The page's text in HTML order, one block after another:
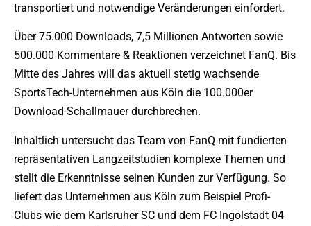
transportiert und notwendige Veränderungen einfordert.
Über 75.000 Downloads, 7,5 Millionen Antworten sowie
500.000 Kommentare & Reaktionen verzeichnet FanQ. Bis
Mitte des Jahres will das aktuell stetig wachsende
SportsTech-Unternehmen aus Köln die 100.000er
Download-Schallmauer durchbrechen.
Inhaltlich untersucht das Team von FanQ mit fundierten
repräsentativen Langzeitstudien komplexe Themen und
stellt die Erkenntnisse seinen Kunden zur Verfügung. So
liefert das Unternehmen aus Köln zum Beispiel Profi-
Clubs wie dem Karlsruher SC und dem FC Ingolstadt 04